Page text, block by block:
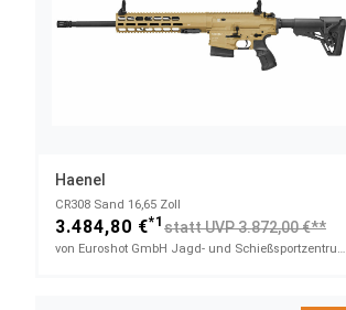
Haenel
CR308 Sand 16,65 Zoll
3.484,80 €*1 statt UVP 3.872,00 €**
von Euroshot GmbH Jagd- und Schießsportzentrum